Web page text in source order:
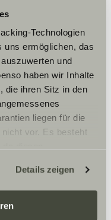
Technologien
uns ermöglichen, das
und
haben wir Inhalte
die ihren Sitz in den
liegen für die
vor. Es besteht
können Daten für
anderen Daten
finden Sie hier:
Details zeigen
for å se